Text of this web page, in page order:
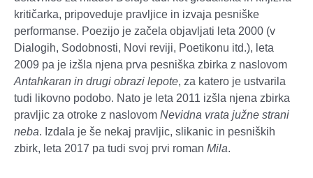
kritičarka, pripoveduje pravljice in izvaja pesniške
performanse. Poezijo je začela objavljati leta 2000 (v
Dialogih, Sodobnosti, Novi reviji, Poetikonu itd.), leta
2009 pa je izšla njena prva pesniška zbirka z naslovom
Antahkaran in drugi obrazi lepote, za katero je ustvarila
tudi likovno podobo. Nato je leta 2011 izšla njena zbirka
pravljic za otroke z naslovom Nevidna vrata južne strani
neba. Izdala je še nekaj pravljic, slikanic in pesniških
zbirk, leta 2017 pa tudi svoj prvi roman Mila.